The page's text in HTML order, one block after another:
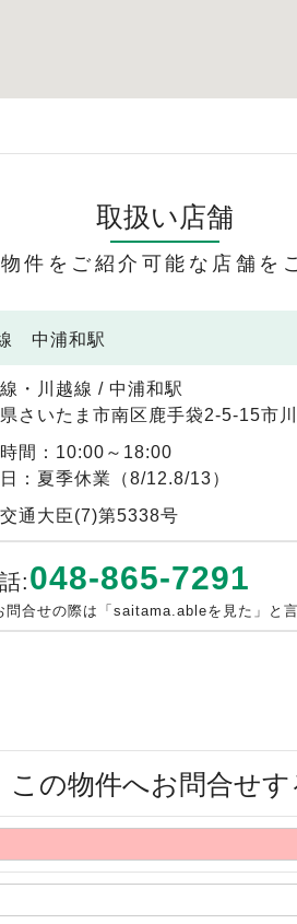
取扱い店舗
件をご紹介可能な店舗を
中浦和駅
・川越線 / 中浦和駅
さいたま市南区鹿手袋2-5-15市
間：10:00～18:00
：夏季休業（8/12.8/13）
通大臣(7)第5338号
:048-865-7291
合せの際は「saitama.ableを見た」と
この物件へお問合せす